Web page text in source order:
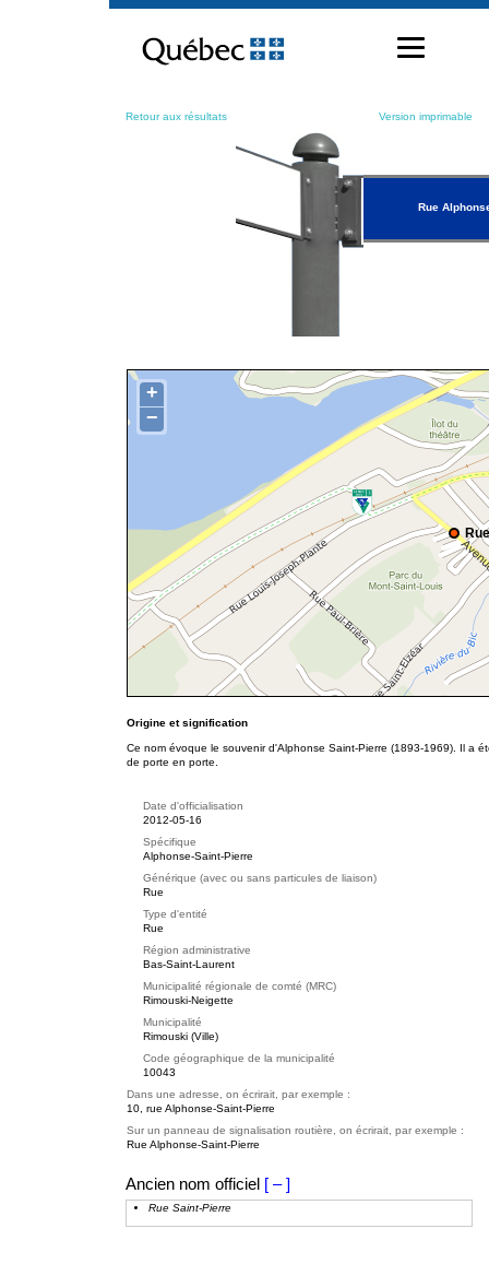
contenu
Retour aux résultats Version imprimable
Rue
+
−
Origine et signification
Ce nom évoque le souvenir d'Alphonse Saint-Pierre (1893-1969). Il a
de porte en porte.
Date d'officialisation
2012-05-16
Spécifique
Alphonse-Saint-Pierre
Générique (avec ou sans particules de liaison)
Rue
Type d'entité
Rue
Région administrative
Bas-Saint-Laurent
Municipalité régionale de comté (MRC)
Rimouski-Neigette
Municipalité
Rimouski (Ville)
Code géographique de la municipalité
10043
Dans une adresse, on écrirait, par exemple :
10, rue Alphonse-Saint-Pierre
Sur un panneau de signalisation routière, on écrirait, par exemple :
Rue Alphonse-Saint-Pierre
Ancien nom officiel [ – ]
Rue Saint-Pierre